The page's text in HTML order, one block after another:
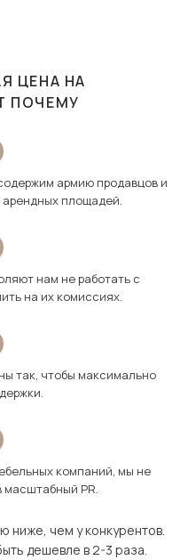
ЦЕНА НА
ПОЧЕМУ
армию продавцов и
площадей.
нам не работать с
на их комиссиях.
так, чтобы максимально
компаний, мы не
масштабный PR.
ниже, чем у конкурентов.
дешевле в 2-3 раза.